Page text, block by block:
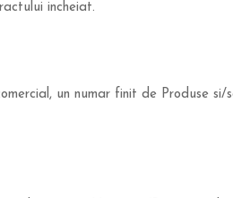
incheiat.
un numar finit de Produse